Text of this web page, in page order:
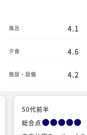
風呂 4.1
夕食 4.6
施設・設備 4.2
50代前半
総合点